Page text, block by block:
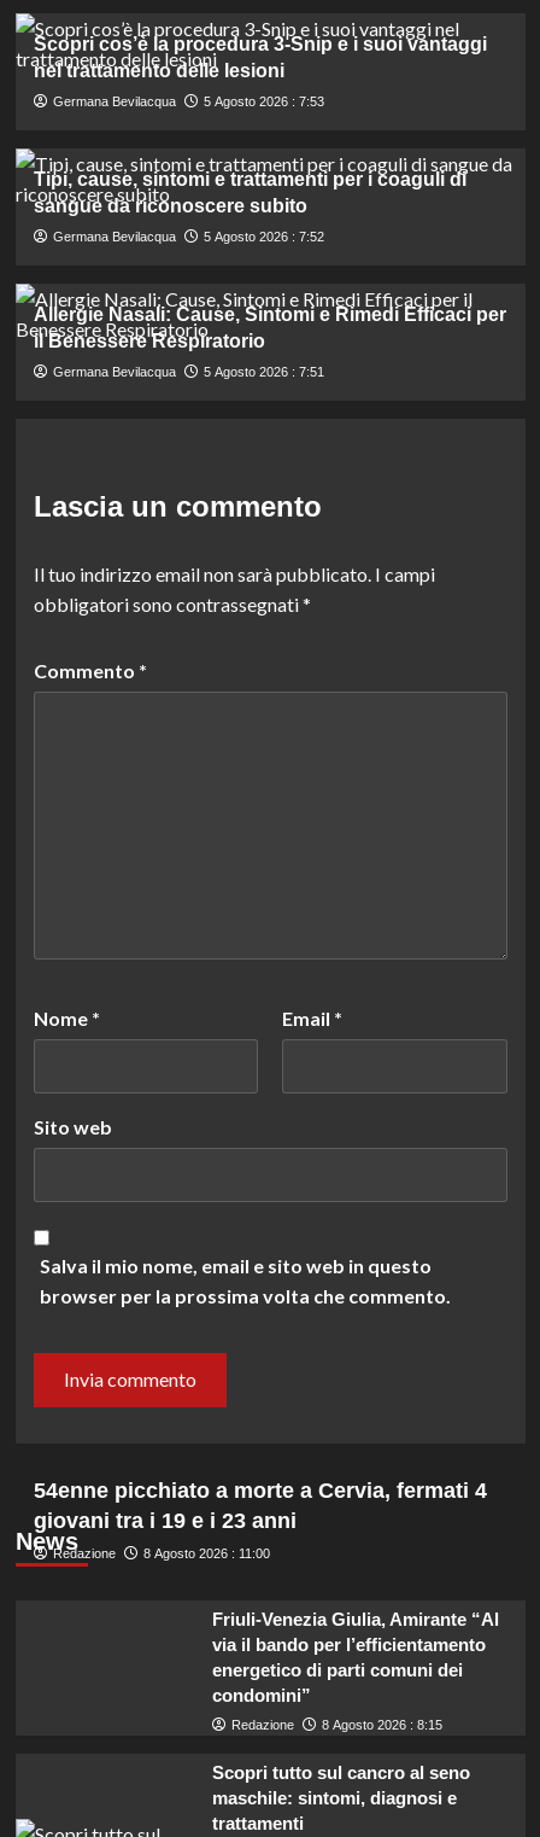
Scopri cos’è la procedura 3-Snip e i suoi vantaggi
nel trattamento delle lesioni
Germana Bevilacqua 5 Agosto 2026 : 7:53
Tipi, cause, sintomi e trattamenti per i coaguli di
sangue da riconoscere subito
Germana Bevilacqua 5 Agosto 2026 : 7:52
Allergie Nasali: Cause, Sintomi e Rimedi Efficaci per
il Benessere Respiratorio
Germana Bevilacqua 5 Agosto 2026 : 7:51
Lascia un commento
Il tuo indirizzo email non sarà pubblicato. I campi
obbligatori sono contrassegnati*
Commento *
Nome * Email *
Sito web
Salva il mio nome, email e sito web in questo
browser per la prossima volta che commento.
News
54enne picchiato a morte a Cervia, fermati 4
giovani tra i 19 e i 23 anni
Redazione 8 Agosto 2026 : 11:00
Friuli-Venezia Giulia, Amirante “Al
via il bando per l’efficientamento
energetico di parti comuni dei
condomini”
Redazione 8 Agosto 2026 : 8:15
Scopri tutto sul cancro al seno
maschile: sintomi, diagnosi e
trattamenti